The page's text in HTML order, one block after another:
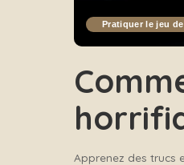
Pratiquer le jeu
Apprenez des trucs